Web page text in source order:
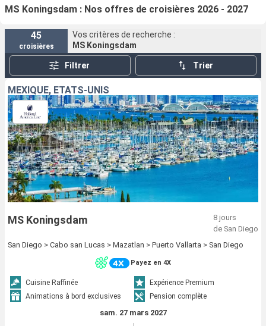
MS Koningsdam : Nos offres de croisières 2026 - 2027
45
croisières
Vos critères de recherche :
MS Koningsdam
Filtrer Trier
MEXIQUE, ÉTATS-UNIS
MS Koningsdam
8 jours
de San Diego
San Diego > Cabo san Lucas > Mazatlan > Puerto Vallarta > San Diego
Payez en 4X
Cuisine Raffinée
Expérience Premium
Animations à bord exclusives
Pension complète
sam. 27 mars 2027